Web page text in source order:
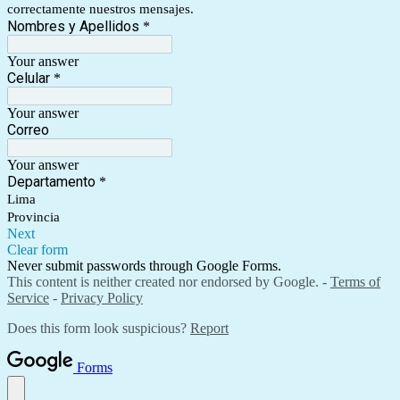
correctamente nuestros mensajes.
Nombres y Apellidos *
Your answer
Celular *
Your answer
Correo
Your answer
Departamento *
Lima
Provincia
Next
Clear form
Never submit passwords through Google Forms.
This content is neither created nor endorsed by Google. - Terms of
Service - Privacy Policy
Does this form look suspicious? Report
Forms